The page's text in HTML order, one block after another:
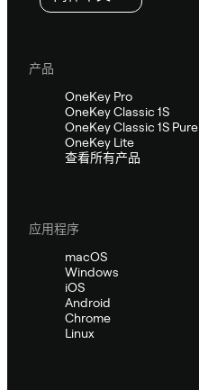
产品
OneKey Pro
OneKey Classic 1S
OneKey Classic 1S Pure
OneKey Lite
查看所有产品
应用程序
macOS
Windows
iOS
Android
Chrome
Linux